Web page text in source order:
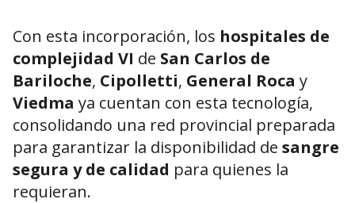
Con esta incorporación, los hospitales de
complejidad VI de San Carlos de
Bariloche, Cipolletti, General Roca y
Viedma ya cuentan con esta tecnología,
consolidando una red provincial preparada
para garantizar la disponibilidad de sangre
segura y de calidad para quienes la
requieran.